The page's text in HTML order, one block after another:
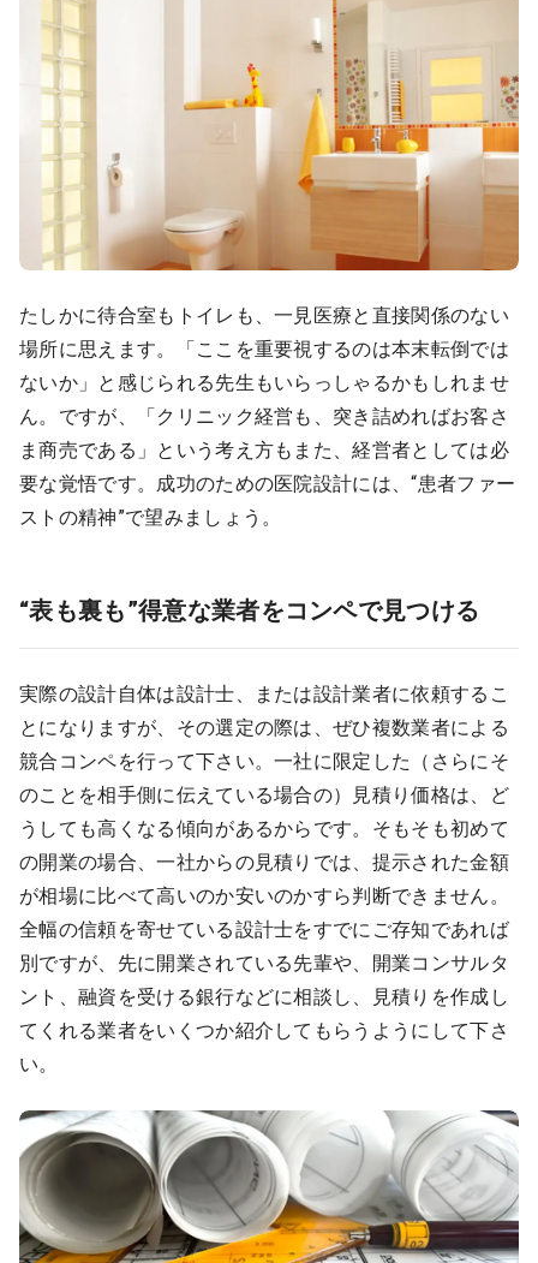
たしかに待合室もトイレも、一見医療と直接関係のない
場所に思えます。「ここを重要視するのは本末転倒では
ないか」と感じられる先生もいらっしゃるかもしれませ
ん。ですが、「クリニック経営も、突き詰めればお客さ
ま商売である」という考え方もまた、経営者としては必
要な覚悟です。成功のための医院設計には、“患者ファー
ストの精神”で望みましょう。
“表も裏も”得意な業者をコンペで見つける
実際の設計自体は設計士、または設計業者に依頼するこ
とになりますが、その選定の際は、ぜひ複数業者による
競合コンペを行って下さい。一社に限定した（さらにそ
のことを相手側に伝えている場合の）見積り価格は、ど
うしても高くなる傾向があるからです。そもそも初めて
の開業の場合、一社からの見積りでは、提示された金額
が相場に比べて高いのか安いのかすら判断できません。
全幅の信頼を寄せている設計士をすでにご存知であれば
別ですが、先に開業されている先輩や、開業コンサルタ
ント、融資を受ける銀行などに相談し、見積りを作成し
てくれる業者をいくつか紹介してもらうようにして下さ
い。